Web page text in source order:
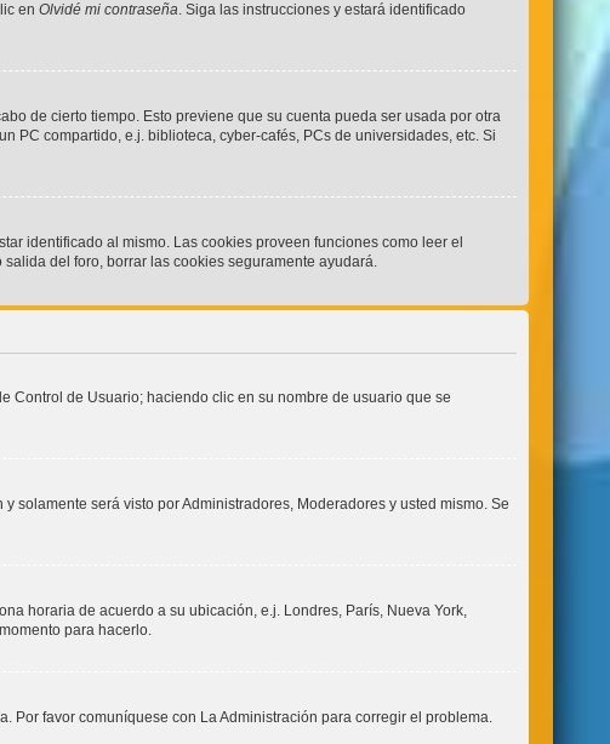
enOlvidé mi contraseña. Siga las instrucciones y estará identificado
de cierto tiempo. Esto previene que su cuenta pueda ser usada por otra
PC compartido, e.j. biblioteca, cyber-cafés, PCs de universidades, etc. Si
identificado al mismo. Las cookies proveen funciones como leer el
del foro, borrar las cookies seguramente ayudará.
Control de Usuario; haciendo clic en su nombre de usuario que se
y solamente será visto por Administradores, Moderadores y usted mismo. Se
horaria de acuerdo a su ubicación, e.j. Londres, París, Nueva York,
para hacerlo.
Por favor comuníquese con La Administración para corregir el problema.